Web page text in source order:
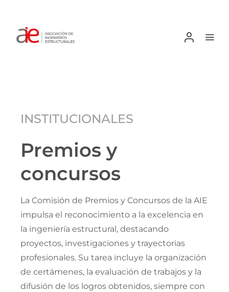
content
Toggle
Noticias
Revista
Jornadas AIE
Premios y concursos
INSTITUCIONALES
Premios y
concursos
La Comisión de Premios y Concursos de la AIE
impulsa el reconocimiento a la excelencia en
la ingeniería estructural, destacando
proyectos, investigaciones y trayectorias
profesionales. Su tarea incluye la organización
de certámenes, la evaluación de trabajos y la
difusión de los logros obtenidos, siempre con